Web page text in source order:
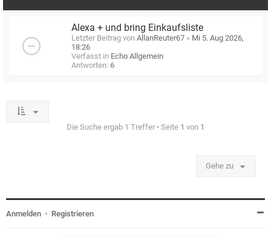
Alexa + und bring Einkaufsliste
Letzter Beitrag von AllanReuter67 « Mi 5. Aug 2026,
18:26
Verfasst in Echo Allgemein
Antworten: 6
Die Suche ergab 1 Treffer • Seite 1 von 1
Gehe zu
Anmelden • Registrieren